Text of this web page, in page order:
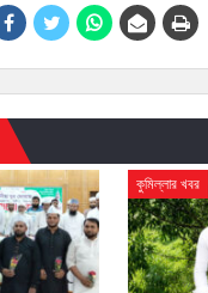
কুমিল্লার খবর